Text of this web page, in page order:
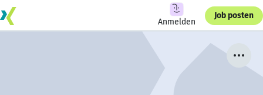
Anmelden
Job posten